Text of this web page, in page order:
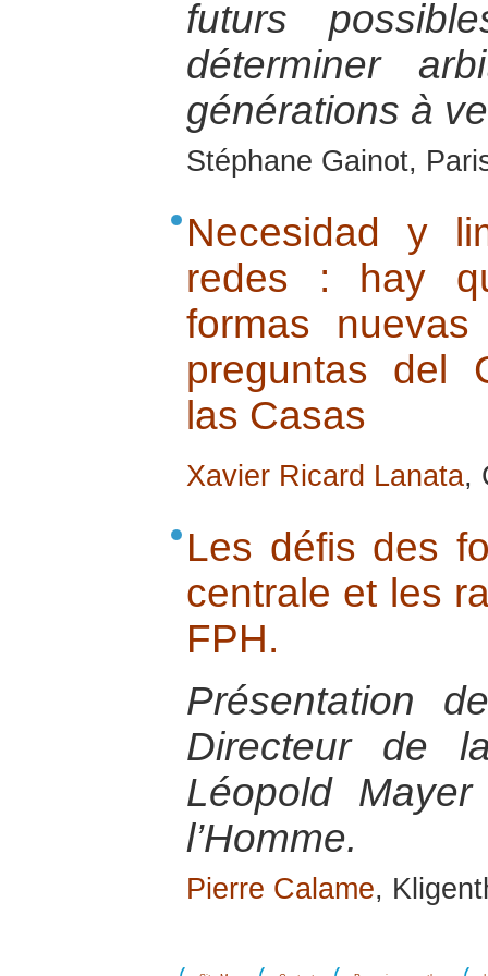
futurs
déterminer
générations à
Stéphane Gainot,
Necesidad y
redes : hay
formas
preguntas del
las Casas
Xavier Ricard Lanata,
Les défis des
centrale et les
FPH.
Présentation
Directeur de
Léopold
l’Homme.
Pierre Calame,